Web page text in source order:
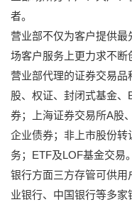
者。
营业部不仅为客户提供
场客户服务上更力求不断
营业部代理的证券交易
股、权证、封闭式基金
券；上海证券交易所A股
企业债券；非上市股份
务；ETF及LOF基金交易。
银行方面三方存管可供
业银行、中国银行等多